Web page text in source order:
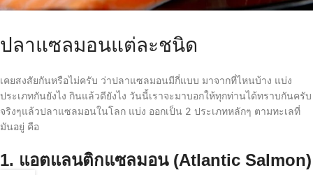
ปลาแซลมอนแต่ละชนิด
เคยสงสัยกันหรือไม่ครับ ว่าปลาแซลมอนมีกี่แบบ มาจากที่ไหนบ้าง แบ่ง
ประเภทกันยังไง กินแล้วดียังไง วันนี้เราจะมาบอกให้ทุกท่านได้ทราบกันครับ
จริงๆแล้วปลาแซลมอนในโลก แบ่ง ออกเป็น 2 ประเภทหลักๆ ตามทะเลที่
มันอยู่ คือ
1. แอตแลนติกแซลมอน (Atlantic Salmon)